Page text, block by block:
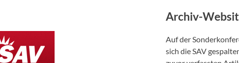
Archiv-
Auf der
sich die SAV